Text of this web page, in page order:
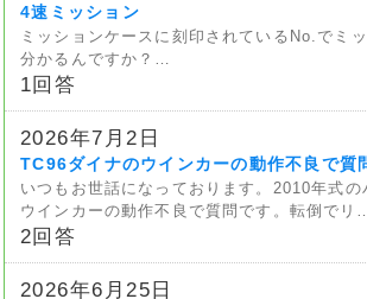
4速ミッション
ミッションケースに刻印されているNo.でミ
分かるんですか？…
1回答
2026年7月2日
TC96ダイナのウインカーの動作不良で質
いつもお世話になっております。2010年式の
ウインカーの動作不良で質問です。転倒でリ…
2回答
2026年6月25日